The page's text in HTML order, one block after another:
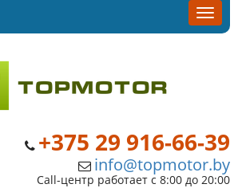
+375 29 916-66-39
info@topmotor.by
Call-центр работает с 8:00 до 20:00